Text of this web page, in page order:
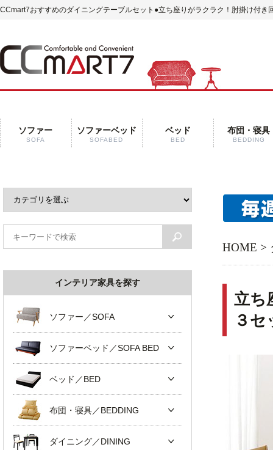
CCmart7おすすめのダイニングテーブルセット ●立ち座りがラクラク！肘掛け付き
ソファー
SOFA
ソファーベッド
SOFABED
ベッド
BED
布団・寝具
BEDDING
HOME >
立ち
３セ
インテリア家具を探す
ソファー／SOFA
ソファーベッド／SOFA BED
ベッド／BED
布団・寝具／BEDDING
ダイニング／DINING